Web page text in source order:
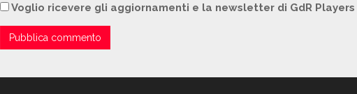
Voglio ricevere gli aggiornamenti e la newsletter di GdR Players